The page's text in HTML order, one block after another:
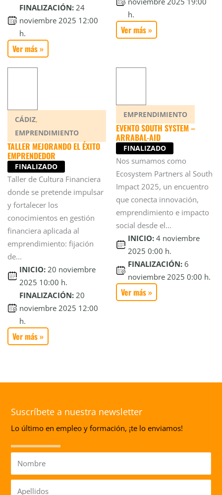
FINALIZACIÓN: 24
noviembre 2025 12:00
h.
Ver más »
h.
Ver más »
CÁDIZ,
EMPRENDIMIENTO
TALLER MEJORANDO EL ÉXITO
EMPRENDEDOR
FINALIZADO
Taller de Cultura Financiera
donde se pretende impulsar
y fortalecer los
conocimientos en gestión
financiera aplicada al
emprendimiento: fijación
de...
INICIO: 20 noviembre
2025 10:00 h.
FINALIZACIÓN: 20
noviembre 2025 12:00
h.
Ver más »
EMPRENDIMIENTO
EVENTO SOUTH SYSTEM –
ARRABAL-AID
FINALIZADO
Nos sumamos como
Ecosystem Partners al South
Impact 2025, un encuentro
que conecta innovación,
emprendimiento e impacto
social desde el...
INICIO: 4 noviembre
2025 0:00 h.
FINALIZACIÓN: 6
noviembre 2025 0:00 h.
Ver más »
Suscríbete a nuestra newsletter
Lo último en empleo y formación, ¡te lo enviamos!
Nombre
Apellidos